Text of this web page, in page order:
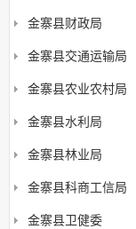
金寨县财政局
金寨县交通运输局
金寨县农业农村局
金寨县水利局
金寨县林业局
金寨县科商工信局
金寨县卫健委